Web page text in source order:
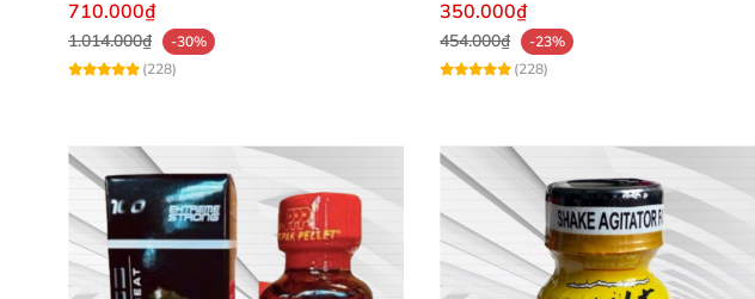
710.000₫
1.014.000₫
-30%
(228)
350.000₫
454.000₫
-23%
(228)